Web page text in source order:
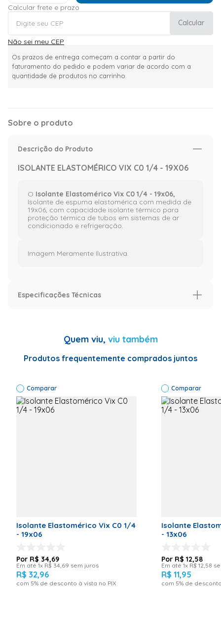
Calcular frete e prazo
Calcular
Não sei meu CEP
Os prazos de entrega começam a contar a partir do
faturamento do pedido e podem variar de acordo com a
quantidade de produtos no carrinho.
Sobre o produto
Descrição do Produto
ISOLANTE ELASTOMÉRICO VIX C0 1/4 - 19X06
O Isolante Elastomérico Vix C0 1/4 - 19x06,
Isolante de espuma elastomérica com medida de
19x06, com capacidade isolante térmico para
proteção térmica de tubos em sistemas de ar
condicionado e refrigeração.
Imagem Meramente Ilustrativa.
Especificações Técnicas
fabricante:
19X06
Isolante
Térmico
Cor : Preto
Quem viu, viu também
Produtos frequentemente comprados juntos
Comparar
Isolante Elastomérico Vix C0 1/4
- 19x06
R$ 34,69
Em até 1x R$ 34 69 sem juros
R$ 32,96
com 5% de desconto à vista no PIX
Comparar
Isolante
- 13x06
R$ 12,58
Em até 1x R$ 12 58
R$ 11,95
com 5% de